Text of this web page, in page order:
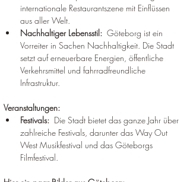
internationale Restaurantszene mit Einflüssen
aus aller Welt.
Nachhaltiger Lebensstil: Göteborg ist ein
Vorreiter in Sachen Nachhaltigkeit. Die Stadt
setzt auf erneuerbare Energien, öffentliche
Verkehrsmittel und fahrradfreundliche
Infrastruktur.
Veranstaltungen:
Festivals: Die Stadt bietet das ganze Jahr über
zahlreiche Festivals, darunter das Way Out
West Musikfestival und das Göteborgs
Filmfestival.